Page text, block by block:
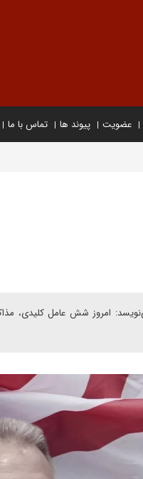
عضویت پیوند ها تماس با ما